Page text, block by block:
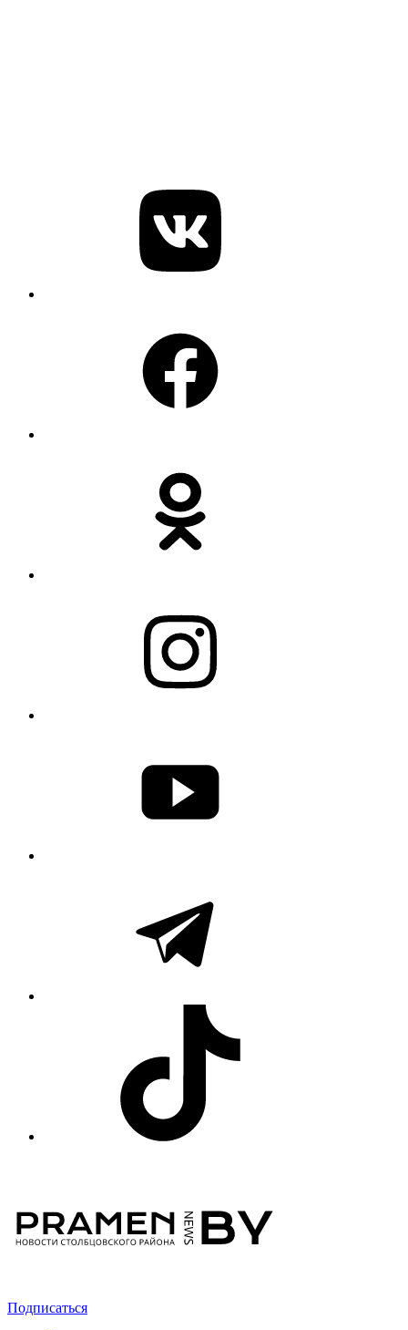
Подписаться